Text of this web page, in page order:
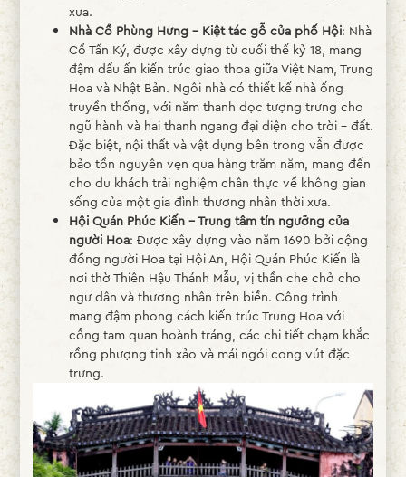
xưa.
Nhà Cổ Phùng Hưng – Kiệt tác gỗ của phố Hội: Nhà
Cổ Tấn Ký, được xây dựng từ cuối thế kỷ 18, mang
đậm dấu ấn kiến trúc giao thoa giữa Việt Nam, Trung
Hoa và Nhật Bản. Ngôi nhà có thiết kế nhà ống
truyền thống, với năm thanh dọc tượng trưng cho
ngũ hành và hai thanh ngang đại diện cho trời – đất.
Đặc biệt, nội thất và vật dụng bên trong vẫn được
bảo tồn nguyên vẹn qua hàng trăm năm, mang đến
cho du khách trải nghiệm chân thực về không gian
sống của một gia đình thương nhân thời xưa.
Hội Quán Phúc Kiến – Trung tâm tín ngưỡng của
người Hoa: Được xây dựng vào năm 1690 bởi cộng
đồng người Hoa tại Hội An, Hội Quán Phúc Kiến là
nơi thờ Thiên Hậu Thánh Mẫu, vị thần che chở cho
ngư dân và thương nhân trên biển. Công trình
mang đậm phong cách kiến trúc Trung Hoa với
cổng tam quan hoành tráng, các chi tiết chạm khắc
rồng phượng tinh xảo và mái ngói cong vút đặc
trưng.